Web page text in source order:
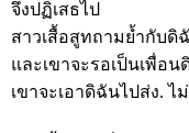
จึงปฏิเสธไป
สาวเสื้อสูทถามย้ำกับดิ
และเขาจะรอเป็นเพื่
เขาจะเอาดิฉันไปส่ง. ไ